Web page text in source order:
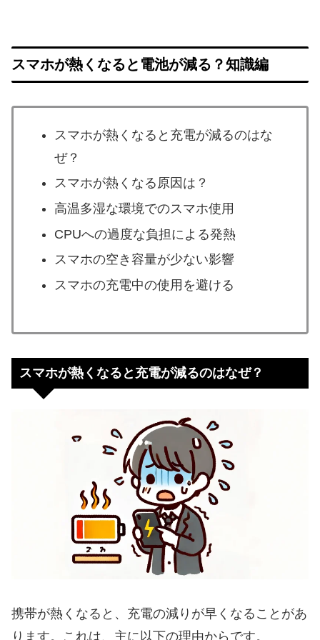
スマホが熱くなると電池が減る？知識編
スマホが熱くなると充電が減るのはな
ぜ？
スマホが熱くなる原因は？
高温多湿な環境でのスマホ使用
CPUへの過度な負担による発熱
スマホの空き容量が少ない影響
スマホの充電中の使用を避ける
スマホが熱くなると充電が減るのはなぜ？
携帯が熱くなると、充電の減りが早くなることがあ
ります。これは、主に以下の理由からです。